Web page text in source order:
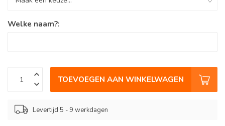
Welke naam?:
TOEVOEGEN AAN WINKELWAGEN
Levertijd 5 - 9 werkdagen